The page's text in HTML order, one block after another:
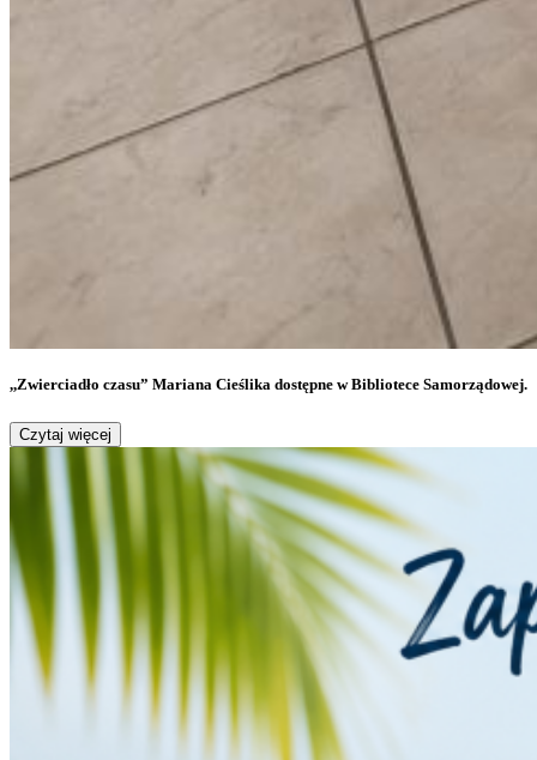
,,Zwierciadło czasu” Mariana Cieślika dostępne w Bibliotece Samorządowej.
Czytaj więcej